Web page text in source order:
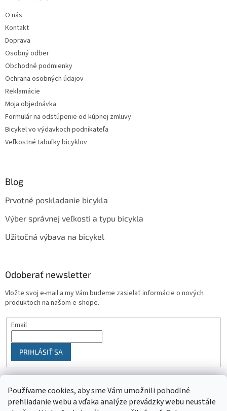
Používame cookies, aby sme Vám umožnili pohodlné
prehliadanie webu a vďaka analýze prevádzky webu neustále
O nás
Kontakt
Doprava
Osobný odber
Obchodné podmienky
Ochrana osobných údajov
Reklamácie
Moja objednávka
Formulár na odstúpenie od kúpnej zmluvy
Bicykel vo výdavkoch podnikateľa
Veľkostné tabuľky bicyklov
Blog
Prvotné poskladanie bicykla
Výber správnej veľkosti a typu bicykla
Užitočná výbava na bicykel
Odoberať newsletter
Vložte svoj e-mail a my Vám budeme zasielať informácie o nových
produktoch na našom e-shope.
Email
PRIHLÁSIŤ SA